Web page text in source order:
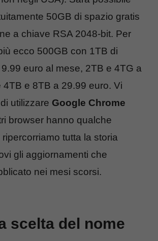
50GB di spazio gratis
a chiave RSA 2048-bit. Per
ecco 500GB con 1TB di
euro al mese, 2TB e 4TG a
4TB e 8TB a 29.99 euro. Vi
utilizzare Google Chrome
browser hanno qualche
tutta la storia
gli aggiornamenti che
nei mesi scorsi.
scelta del nome